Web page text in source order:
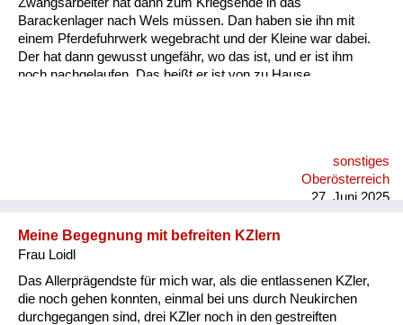
Barackenlager nach Wels müssen. Dan haben sie ihn mit
einem Pferdefuhrwerk wegebracht und der Kleine war dabei.
Der hat dann gewusst ungefähr, wo das ist, und er ist ihm
noch nachgelaufen. Das heißt er ist von zu Hause
sonstiges
Oberösterreich
27. Juni 2025
Meine Begegnung mit befreiten KZlern
Frau Loidl
Das Allerprägendste für mich war, als die entlassenen KZler,
die noch gehen konnten, einmal bei uns durch Neukirchen
durchgegangen sind, drei KZler noch in den gestreiften